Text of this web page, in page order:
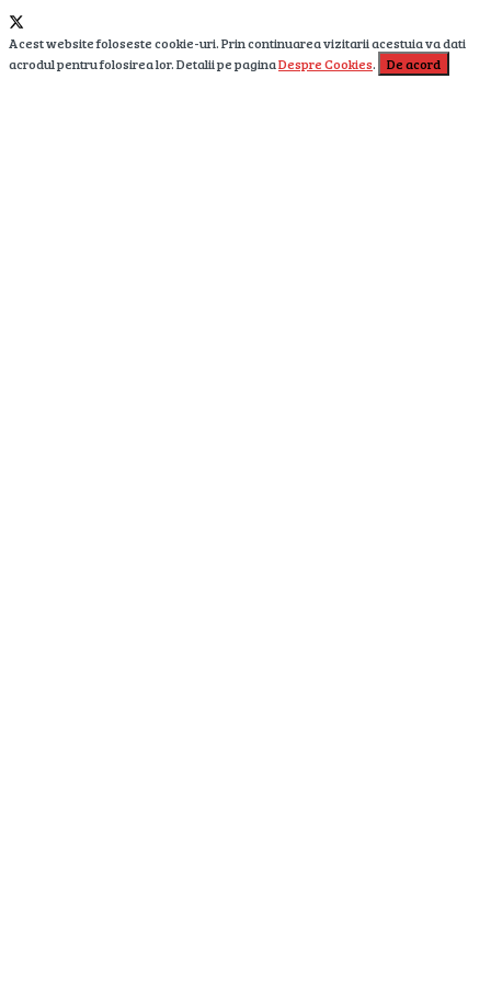
Acest website foloseste cookie-uri. Prin continuarea vizitarii acestuia va dati
acrodul pentru folosirea lor. Detalii pe paginaDespre Cookies. De acord